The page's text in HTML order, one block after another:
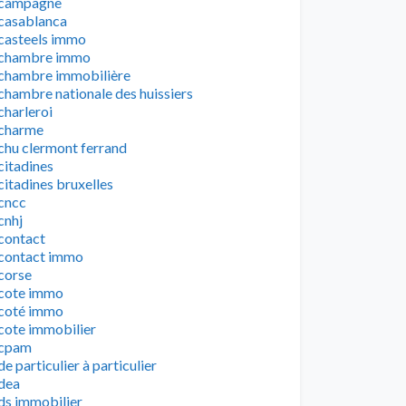
immo
immo
immobilière
nationale des huissiers
clermont ferrand
bruxelles
immo
immo
immo
immobilier
particulier à particulier
immobilier